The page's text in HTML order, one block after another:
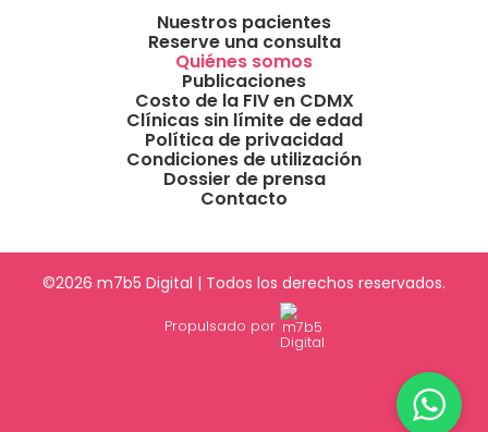
Nuestros pacientes
Reserve una consulta
Quiénes somos
Publicaciones
Costo de la FIV en CDMX
Clínicas sin límite de edad
Política de privacidad
Condiciones de utilización
Dossier de prensa
Contacto
©2026 m7b5 Digital | Todos los derechos reservados.
Propulsado por